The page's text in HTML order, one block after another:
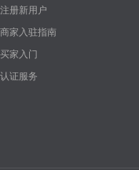
注册新用户
商家入驻指南
买家入门
认证服务